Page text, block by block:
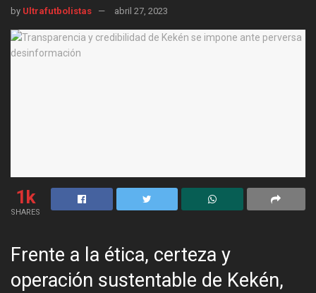
by Ultrafutbolistas abril 27, 2023
1k
SHARES
Frente a la ética, certeza y
operación sustentable de Kekén,